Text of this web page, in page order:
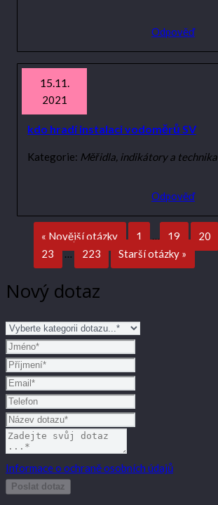
Odpověď
15.11.
2021
kdo hradí instalaci vodoměrů SV
Kategorie: Měřidla, indikátory a technika
Odpověď
« Novější otázky 1 … 19 20
23
… 223 Starší otázky »
Nový dotaz
Informace o ochraně osobních údajů
Poslat dotaz